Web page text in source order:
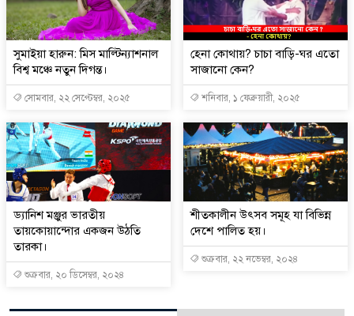
সুমাইয়া হারুন: মিস মাল্টিন্যাশনাল
বিশ্ব মঞ্চে নতুন দিগন্ত।
সোমবার, ২২ সেপ্টেম্বর, ২০২৫
হেনা কোথায়? চাচা বাড়ি-ঘর এতো
সাজানো কেন?
শনিবার, ১ ফেব্রুয়ারী, ২০২৫
ড্যানিশ মঞ্জুর ভারতীয়
তায়কোয়ান্দোর একজন উঠতি
তারকা।
শুক্রবার, ২০ ডিসেম্বর, ২০২৪
শীতকালীন উৎসব সমূহ যা বিভিন্ন
দেশে পালিত হয়।
শুক্রবার, ২২ নভেম্বর, ২০২৪